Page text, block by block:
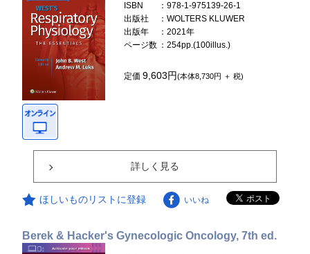
ISBN
：978-1-975139-26-1
出版社
：WOLTERS KLUWER
出版年
：2021年
ページ数 ：254pp.(100illus.)
定価9,603円(本体8,730円 ＋ 税)
詳しく見る
ほしいものリストに登録 いいね
Berek & Hacker's Gynecologic Oncology, 7th ed.